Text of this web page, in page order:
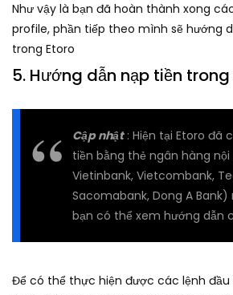
Như vậy là bạn đã hoàn thành xong
profile, phần tiếp theo mình sẽ hướng
trong Etoro
5. Hướng dẫn nạp tiền
Cập nhật: Hiện tại Etoro đã
tiền bằng thẻ ngân hàng
Vietinbank, Vietcombank,
Sacomabank, Dong A Bank)
bạn có thể xem hướng dẫn
Để có thể thực hiện được các lệnh đầu